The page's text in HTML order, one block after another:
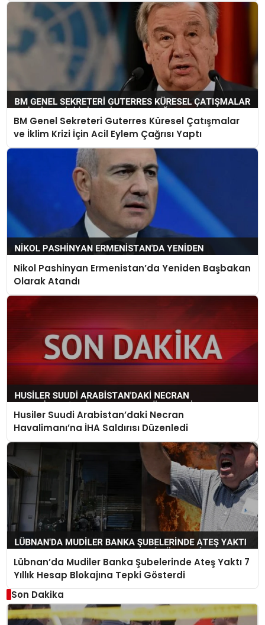
BM Genel Sekreteri Guterres Küresel Çatışmalar
ve İklim Krizi İçin Acil Eylem Çağrısı Yaptı
Nikol Pashinyan Ermenistan’da Yeniden Başbakan
Olarak Atandı
Husiler Suudi Arabistan’daki Necran
Havalimanı’na İHA Saldırısı Düzenledi
Lübnan’da Mudiler Banka Şubelerinde Ateş Yaktı 7
Yıllık Hesap Blokajına Tepki Gösterdi
Son Dakika